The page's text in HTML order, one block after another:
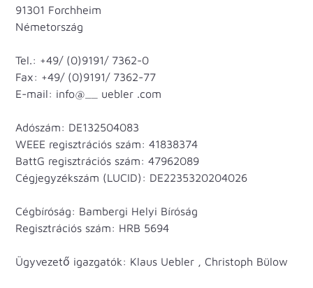
91301 Forchheim
Németország
Tel.: +49/ (0)9191/ 7362-0
Fax: +49/ (0)9191/ 7362-77
E-mail: info@__ uebler .com
Adószám: DE132504083
WEEE regisztrációs szám: 41838374
BattG regisztrációs szám: 47962089
Cégjegyzékszám (LUCID): DE2235320204026
Cégbíróság: Bambergi Helyi Bíróság
Regisztrációs szám: HRB 5694
Ügyvezető igazgatók: Klaus Uebler , Christoph Bülow